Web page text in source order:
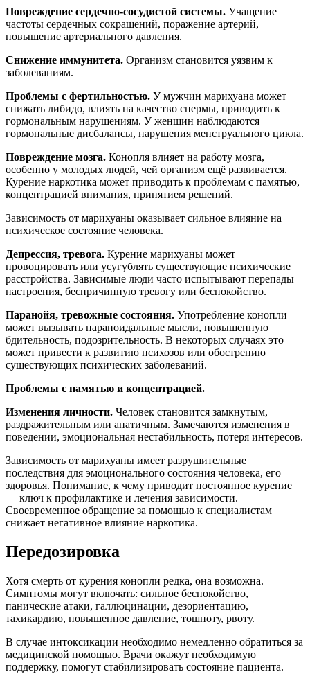
Повреждение сердечно-сосудистой системы. Учащение
частоты сердечных сокращений, поражение артерий,
повышение артериального давления.
Снижение иммунитета. Организм становится уязвим к
заболеваниям.
Проблемы с фертильностью. У мужчин марихуана может
снижать либидо, влиять на качество спермы, приводить к
гормональным нарушениям. У женщин наблюдаются
гормональные дисбалансы, нарушения менструального цикла.
Повреждение мозга. Конопля влияет на работу мозга,
особенно у молодых людей, чей организм ещё развивается.
Курение наркотика может приводить к проблемам с памятью,
концентрацией внимания, принятием решений.
Зависимость от марихуаны оказывает сильное влияние на
психическое состояние человека.
Депрессия, тревога. Курение марихуаны может
провоцировать или усугублять существующие психические
расстройства. Зависимые люди часто испытывают перепады
настроения, беспричинную тревогу или беспокойство.
Паранойя, тревожные состояния. Употребление конопли
может вызывать параноидальные мысли, повышенную
бдительность, подозрительность. В некоторых случаях это
может привести к развитию психозов или обострению
существующих психических заболеваний.
Проблемы с памятью и концентрацией.
Изменения личности. Человек становится замкнутым,
раздражительным или апатичным. Замечаются изменения в
поведении, эмоциональная нестабильность, потеря интересов.
Зависимость от марихуаны имеет разрушительные
последствия для эмоционального состояния человека, его
здоровья. Понимание, к чему приводит постоянное курение
— ключ к профилактике и лечения зависимости.
Своевременное обращение за помощью к специалистам
снижает негативное влияние наркотика.
Передозировка
Хотя смерть от курения конопли редка, она возможна.
Симптомы могут включать: сильное беспокойство,
панические атаки, галлюцинации, дезориентацию,
тахикардию, повышенное давление, тошноту, рвоту.
В случае интоксикации необходимо немедленно обратиться за
медицинской помощью. Врачи окажут необходимую
поддержку, помогут стабилизировать состояние пациента.